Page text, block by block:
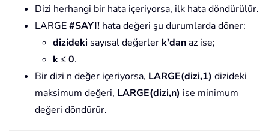
Dizi herhangi bir hata içeriyorsa, ilk hata döndürülür.
LARGE#SAYI! hata değeri şu durumlarda döner:
dizideki sayısal değerler k'danaz ise;
k ≤ 0.
Bir dizi n değer içeriyorsa, LARGE(dizi,1) dizideki
maksimum değeri, LARGE(dizi,n) ise minimum
değeri döndürür.